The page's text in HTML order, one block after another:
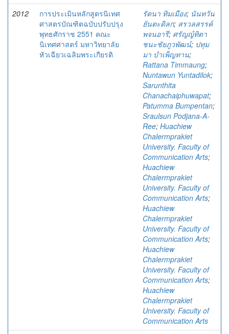
2012
การประเมินหลักสูตรนิเทศ
ศาสตรบัณฑิตฉบับปรับปรุง
พุทธศักราช 2551 คณะ
นิเทศศาสตร์ มหาวิทยาลัย
หัวเฉียวเฉลิมพระเกียรติ
รัตนา ทิมเมือง; นันทวัน
ยันตะดิลก; สรวลสรรค์
พจนอารี; ศรัญญ์ทิตา
ชนะชัยภูวพัฒน์; ปทุม
มา บำเพ็ญทาน;
Rattana Timmaung;
Nuntawun Yuntadilok;
Sarunthita
Chanachaiphuwapat;
Patumma Bumpentan;
Sraulsun Podjana-A-
Ree; Huachiew
Chalermprakiet
University. Faculty of
Communication Arts;
Huachiew
Chalermprakiet
University. Faculty of
Communication Arts;
Huachiew
Chalermprakiet
University. Faculty of
Communication Arts;
Huachiew
Chalermprakiet
University. Faculty of
Communication Arts;
Huachiew
Chalermprakiet
University. Faculty of
Communication Arts